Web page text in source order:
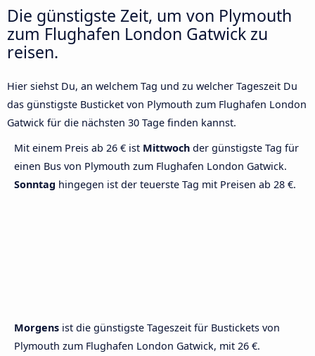
Die günstigste Zeit, um von Plymouth
zum Flughafen London Gatwick zu
reisen.
Hier siehst Du, an welchem Tag und zu welcher Tageszeit Du
das günstigste Busticket von Plymouth zum Flughafen London
Gatwick für die nächsten 30 Tage finden kannst.
Mit einem Preis ab 26 € ist Mittwoch der günstigste Tag für
einen Bus von Plymouth zum Flughafen London Gatwick.
Sonntag hingegen ist der teuerste Tag mit Preisen ab 28 €.
Morgens ist die günstigste Tageszeit für Bustickets von
Plymouth zum Flughafen London Gatwick, mit 26 €.